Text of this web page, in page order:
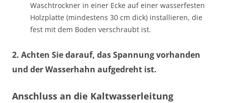
Waschtrockner in einer Ecke auf einer wasserfesten
Holzplatte (mindestens 30 cm dick) installieren, die
fest mit dem Boden verschraubt ist.
2. Achten Sie darauf, das Spannung vorhanden
und der Wasserhahn aufgedreht ist.
Anschluss an die Kaltwasserleitung